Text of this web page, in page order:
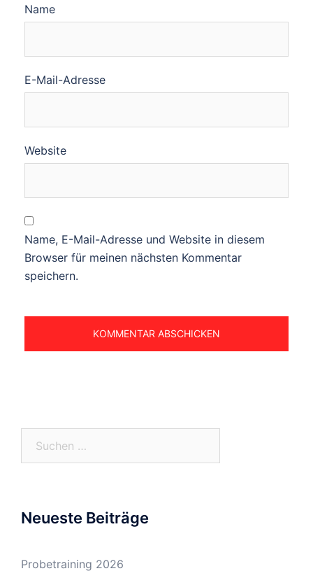
Name
E-Mail-Adresse
Website
Name, E-Mail-Adresse und Website in diesem
Browser für meinen nächsten Kommentar
speichern.
Neueste Beiträge
Probetraining 2026